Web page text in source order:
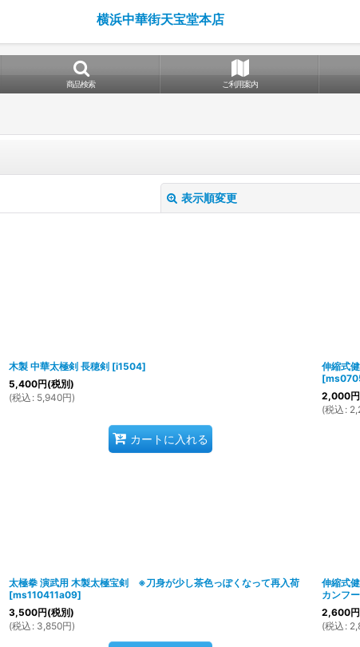
横浜中華街天宝堂本店
商品検索 ご利用案内
表示順変更
木製 中華太極剣 長穂剣 [i1504]
5,400円(税別)
(税込 : 5,940円)
カートに入れる
伸縮式
[
2,000円
(税込 :
太極拳 演武用 木製太極宝剣 ※刀身が少し茶色っぽくなって再入荷
[ms110411a09]
3,500円(税別)
(税込 : 3,850円)
伸縮式
カンフ
2,600円
(税込 :